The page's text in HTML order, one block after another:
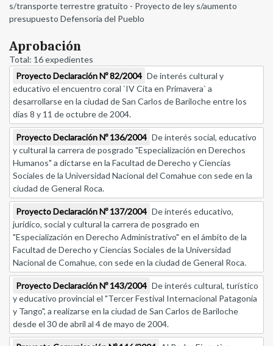
s/transporte terrestre gratuito - Proyecto de ley s/aumento
presupuesto Defensoría del Pueblo
Aprobación
Total: 16 expedientes
Proyecto Declaración Nº 82/2004 De interés cultural y
educativo el encuentro coral `IV Cita en Primavera` a
desarrollarse en la ciudad de San Carlos de Bariloche entre los
días 8 y 11 de octubre de 2004.
Proyecto Declaración Nº 136/2004 De interés social, educativo
y cultural la carrera de posgrado "Especialización en Derechos
Humanos" a dictarse en la Facultad de Derecho y Ciencias
Sociales de la Universidad Nacional del Comahue con sede en la
ciudad de General Roca.
Proyecto Declaración Nº 137/2004 De interés educativo,
jurídico, social y cultural la carrera de posgrado en
"Especialización en Derecho Administrativo" en el ámbito de la
Facultad de Derecho y Ciencias Sociales de la Universidad
Nacional de Comahue, con sede en la ciudad de General Roca.
Proyecto Declaración Nº 143/2004 De interés cultural, turístico
y educativo provincial el "Tercer Festival Internacional Patagonia
y Tango", a realizarse en la ciudad de San Carlos de Bariloche
desde el 30 de abril al 4 de mayo de 2004.